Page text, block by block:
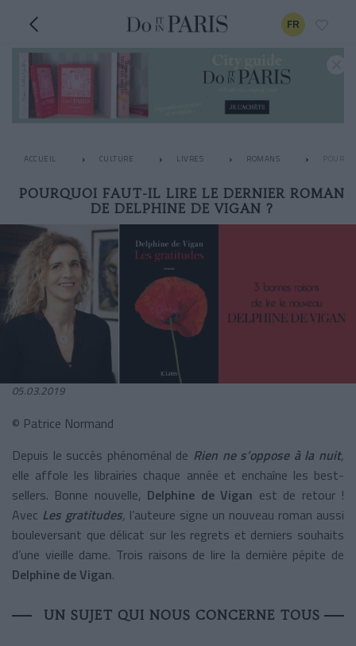
FR
ACCUEIL CULTURE LIVRES ROMANS
POURQUOI FAUT-IL LIRE LE DERNIER ROMAN
DE DELPHINE DE VIGAN ?
05.03.2019
© Patrice Normand
Depuis le succès phénoménal de Rien ne s’oppose à la nuit,
elle affole les librairies chaque année et enchaîne les best-
sellers. Bonne nouvelle, Delphine de Vigan est de retour !
Avec Les gratitudes, l’auteure signe un nouveau roman aussi
bouleversant que délicat sur les regrets et derniers souhaits
d’une vieille dame. Trois raisons de lire la dernière pépite de
Delphine de Vigan.
UN SUJET QUI NOUS CONCERNE TOUS